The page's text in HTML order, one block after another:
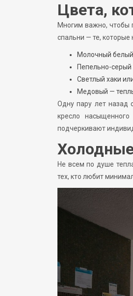
Цвета,
Многим важно, чтобы
спальни — те,
Молочный
Пепельно-серый
Светлый хаки
Медовый —
Одну пару лет назад
кресло
подчеркивают
Не всем по душе
тех, кто любит